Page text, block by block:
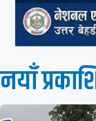
नयाँ